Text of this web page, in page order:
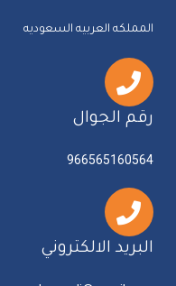
المملكه العربيه السعوديه
رقم الجوال
966565160564
البريد الالكتروني